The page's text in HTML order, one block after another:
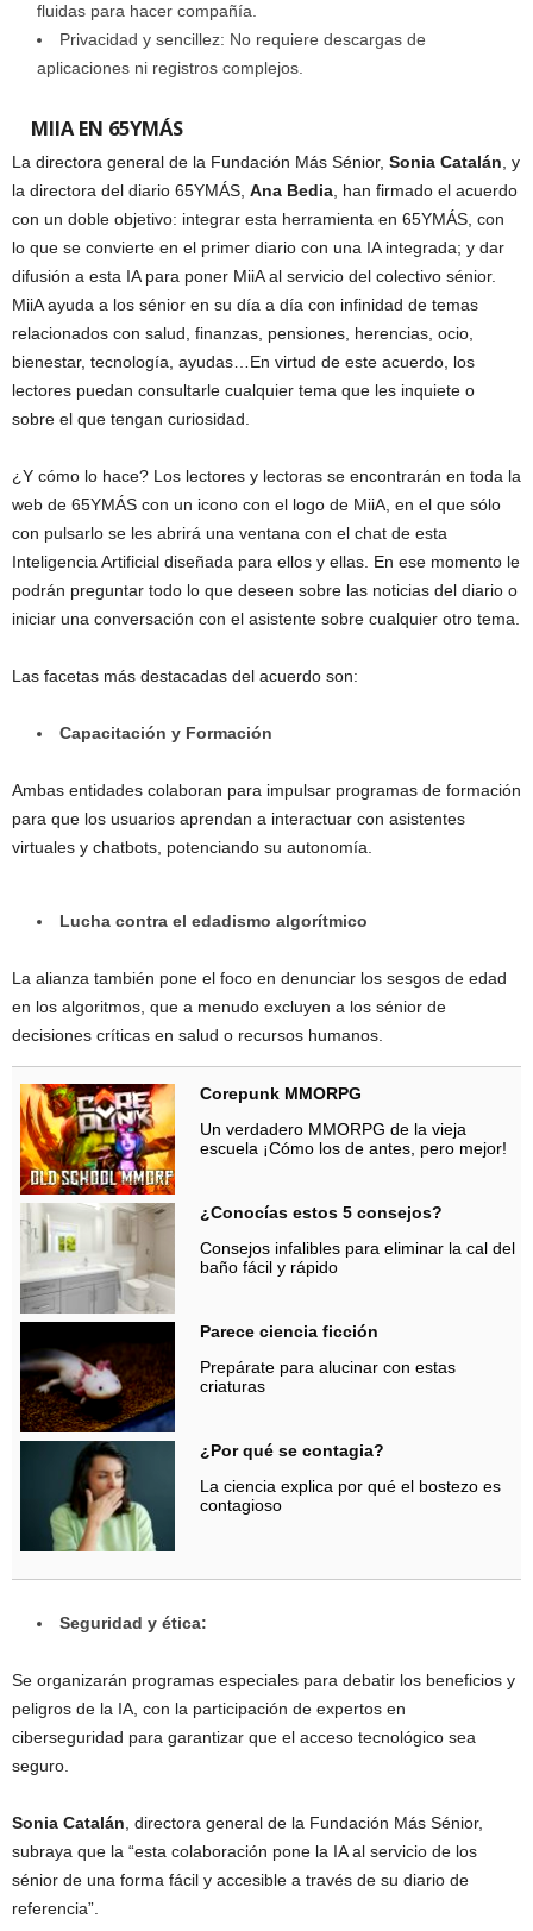
fluidas para hacer compañía.
Privacidad y sencillez: No requiere descargas de
aplicaciones ni registros complejos.
MIIA EN 65YMÁS
La directora general de la Fundación Más Sénior, Sonia Catalán , y
la directora del diario 65YMÁS, Ana Bedia , han firmado el acuerdo
con un doble objetivo: integrar esta herramienta en 65YMÁS, con
lo que se convierte en el primer diario con una IA integrada; y dar
difusión a esta IA para poner MiiA al servicio del colectivo sénior.
MiiA ayuda a los sénior en su día a día con infinidad de temas
relacionados con salud, finanzas, pensiones, herencias, ocio,
bienestar, tecnología, ayudas…En virtud de este acuerdo, los
lectores puedan consultarle cualquier tema que les inquiete o
sobre el que tengan curiosidad.
¿Y cómo lo hace? Los lectores y lectoras se encontrarán en toda la
web de 65YMÁS con un icono con el logo de MiiA, en el que sólo
con pulsarlo se les abrirá una ventana con el chat de esta
Inteligencia Artificial diseñada para ellos y ellas. En ese momento le
podrán preguntar todo lo que deseen sobre las noticias del diario o
iniciar una conversación con el asistente sobre cualquier otro tema.
Las facetas más destacadas del acuerdo son:
Capacitación y Formación
Ambas entidades colaboran para impulsar programas de formación
para que los usuarios aprendan a interactuar con asistentes
virtuales y chatbots, potenciando su autonomía.
Lucha contra el edadismo algorítmico
La alianza también pone el foco en denunciar los sesgos de edad
en los algoritmos, que a menudo excluyen a los sénior de
decisiones críticas en salud o recursos humanos.
Corepunk MMORPG
Un verdadero MMORPG de la vieja
escuela ¡Cómo los de antes, pero mejor!
¿Conocías estos 5 consejos?
Consejos infalibles para eliminar la cal del
baño fácil y rápido
Parece ciencia ficción
Prepárate para alucinar con estas
criaturas
¿Por qué se contagia?
La ciencia explica por qué el bostezo es
contagioso
Seguridad y ética:
Se organizarán programas especiales para debatir los beneficios y
peligros de la IA, con la participación de expertos en
ciberseguridad para garantizar que el acceso tecnológico sea
seguro.
Sonia Catalán , directora general de la Fundación Más Sénior,
subraya que la “esta colaboración pone la IA al servicio de los
sénior de una forma fácil y accesible a través de su diario de
referencia”.